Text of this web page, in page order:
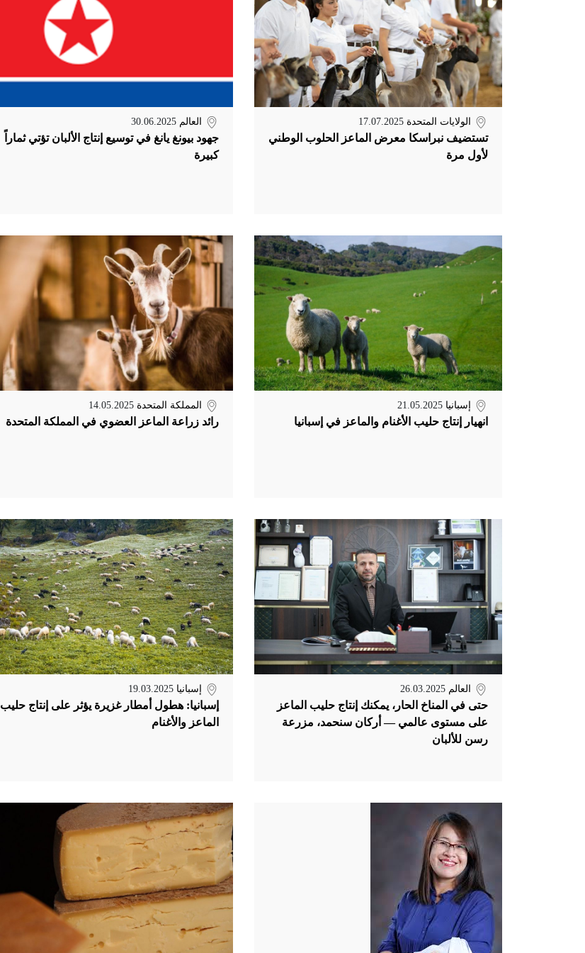
الولايات المتحدة 17.07.2025
تستضيف نبراسكا معرض الماعز الحلوب الوطني
لأول مرة
العالم 30.06.2025
جهود بيونغ يانغ في توسيع إنتاج الألبان تؤتي ثماراً
كبيرة
إسبانيا 21.05.2025
انهيار إنتاج حليب الأغنام والماعز في إسبانيا
المملكة المتحدة 14.05.2025
رائد زراعة الماعز العضوي في المملكة المتحدة
العالم 26.03.2025
حتى في المناخ الحار، يمكنك إنتاج حليب الماعز
على مستوى عالمي — أركان سنحمد، مزرعة
رسن للألبان
إسبانيا 19.03.2025
إسبانيا: هطول أمطار غزيرة يؤثر على إنتاج حليب
الماعز والأغنام